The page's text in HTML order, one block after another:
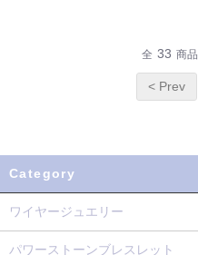
全 33 商品
< Prev
Category
ワイヤージュエリー
パワーストーンブレスレット